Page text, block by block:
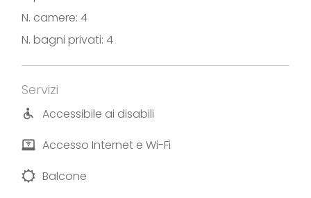
C’è anche la possibilità di chiedere la colazione.
N. camere: 4
N. bagni privati: 4
Servizi
Accessibile ai disabili
Accesso Internet e Wi-Fi
Balcone